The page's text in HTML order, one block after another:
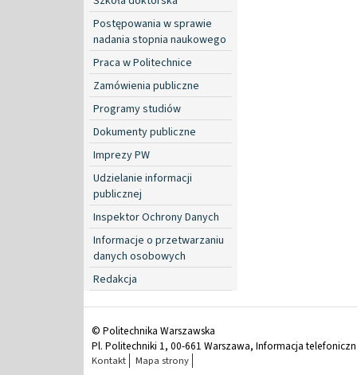
Postępowania w sprawie
nadania stopnia naukowego
Praca w Politechnice
Zamówienia publiczne
Programy studiów
Dokumenty publiczne
Imprezy PW
Udzielanie informacji
publicznej
Inspektor Ochrony Danych
Informacje o przetwarzaniu
danych osobowych
Redakcja
© Politechnika Warszawska
Pl. Politechniki 1, 00-661 Warszawa, Informacja
Kontakt Mapa strony